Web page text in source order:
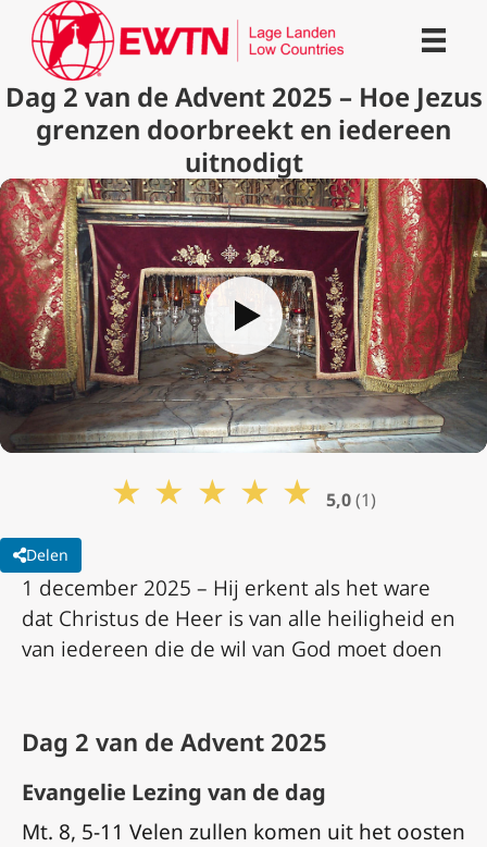
Dag 2 van de Advent 2025 – Hoe Jezus
grenzen doorbreekt en iedereen
uitnodigt
★ ★ ★ ★ ★ 5,0(1)
Delen
1 december 2025 – Hij erkent als het ware
dat Christus de Heer is van alle heiligheid en
van iedereen die de wil van God moet doen
Dag 2 van de Advent 2025
Evangelie Lezing van de dag
Mt. 8, 5-11 Velen zullen komen uit het oosten